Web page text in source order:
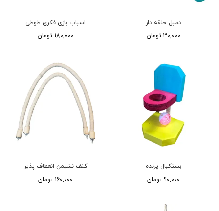
دمبل حلقه دار
30,000 تومان
اسباب بازی فکری طوطی
180,000 تومان
بستکبال پرنده
90,000 تومان
کنف نشیمن انعطاف پذیر
160,000 تومان